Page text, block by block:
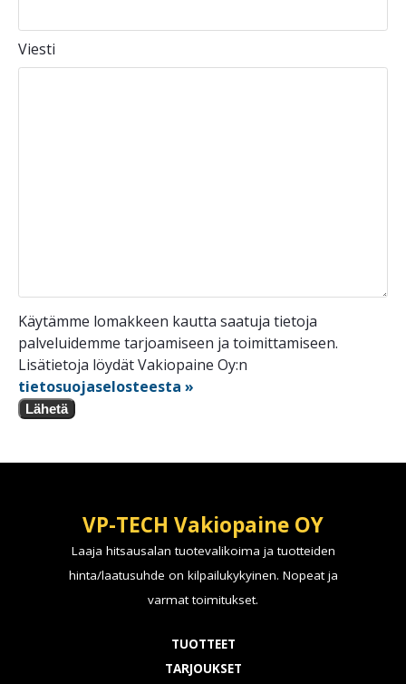
Viesti
Käytämme lomakkeen kautta saatuja tietoja
palveluidemme tarjoamiseen ja toimittamiseen.
Lisätietoja löydät Vakiopaine Oy:n
tietosuojaselosteesta »
Lähetä
VP-TECH Vakiopaine OY
Laaja hitsausalan tuotevalikoima ja tuotteiden
hinta/laatusuhde on kilpailukykyinen. Nopeat ja
varmat toimitukset.
TUOTTEET
TARJOUKSET